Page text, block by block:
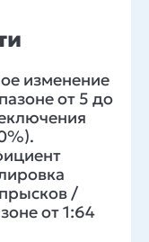
изменение
от 5 до
/
от 1:64